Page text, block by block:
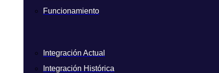
Funcionamiento
Integración Actual
Integración Histórica